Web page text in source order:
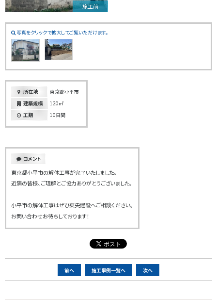
施工前
写真をクリックで拡大してご覧いただけます。
所在地
東京都小平市
建築規模
120㎡
工期
10日間
コメント
東京都小平市の解体工事が完了いたしました。
近隣の皆様、ご理解とご協力ありがとうございました。
小平市の解体工事はぜひ東央建設へご相談ください。
お問い合わせお待ちしております！
ー
前へ 施工事例一覧へ 次へ